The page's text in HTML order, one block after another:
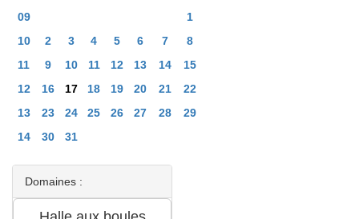
09
1
10
2 3 4 5 6 7
8
11
9 10 11 12 13 14
15
12
16 17 18 19 20 21
22
13
23 24 25 26 27 28
29
14
30 31
Domaines :